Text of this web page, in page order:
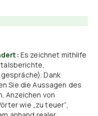
Es zeichnet mithilfe
Dank
Sie die Aussagen des
Anzeichen von
wie „zu teuer“,